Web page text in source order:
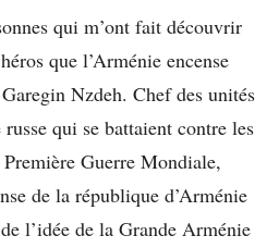
qui m’ont fait découvrir
que l’Arménie encense
Nzdeh. Chef des unités
russe qui se battaient contre les
Guerre Mondiale,
de la république d’Arménie
l’idée de la Grande Arménie